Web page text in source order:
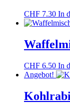
CHF 7.30 In
CHF 6.50 In
Angebot!